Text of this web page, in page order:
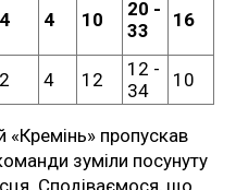
4 4 10
20 -
33
16
2 4 12
12 -
34
10
«Кремінь» пропускав
зуміли посунуту
Сподіваємося, що